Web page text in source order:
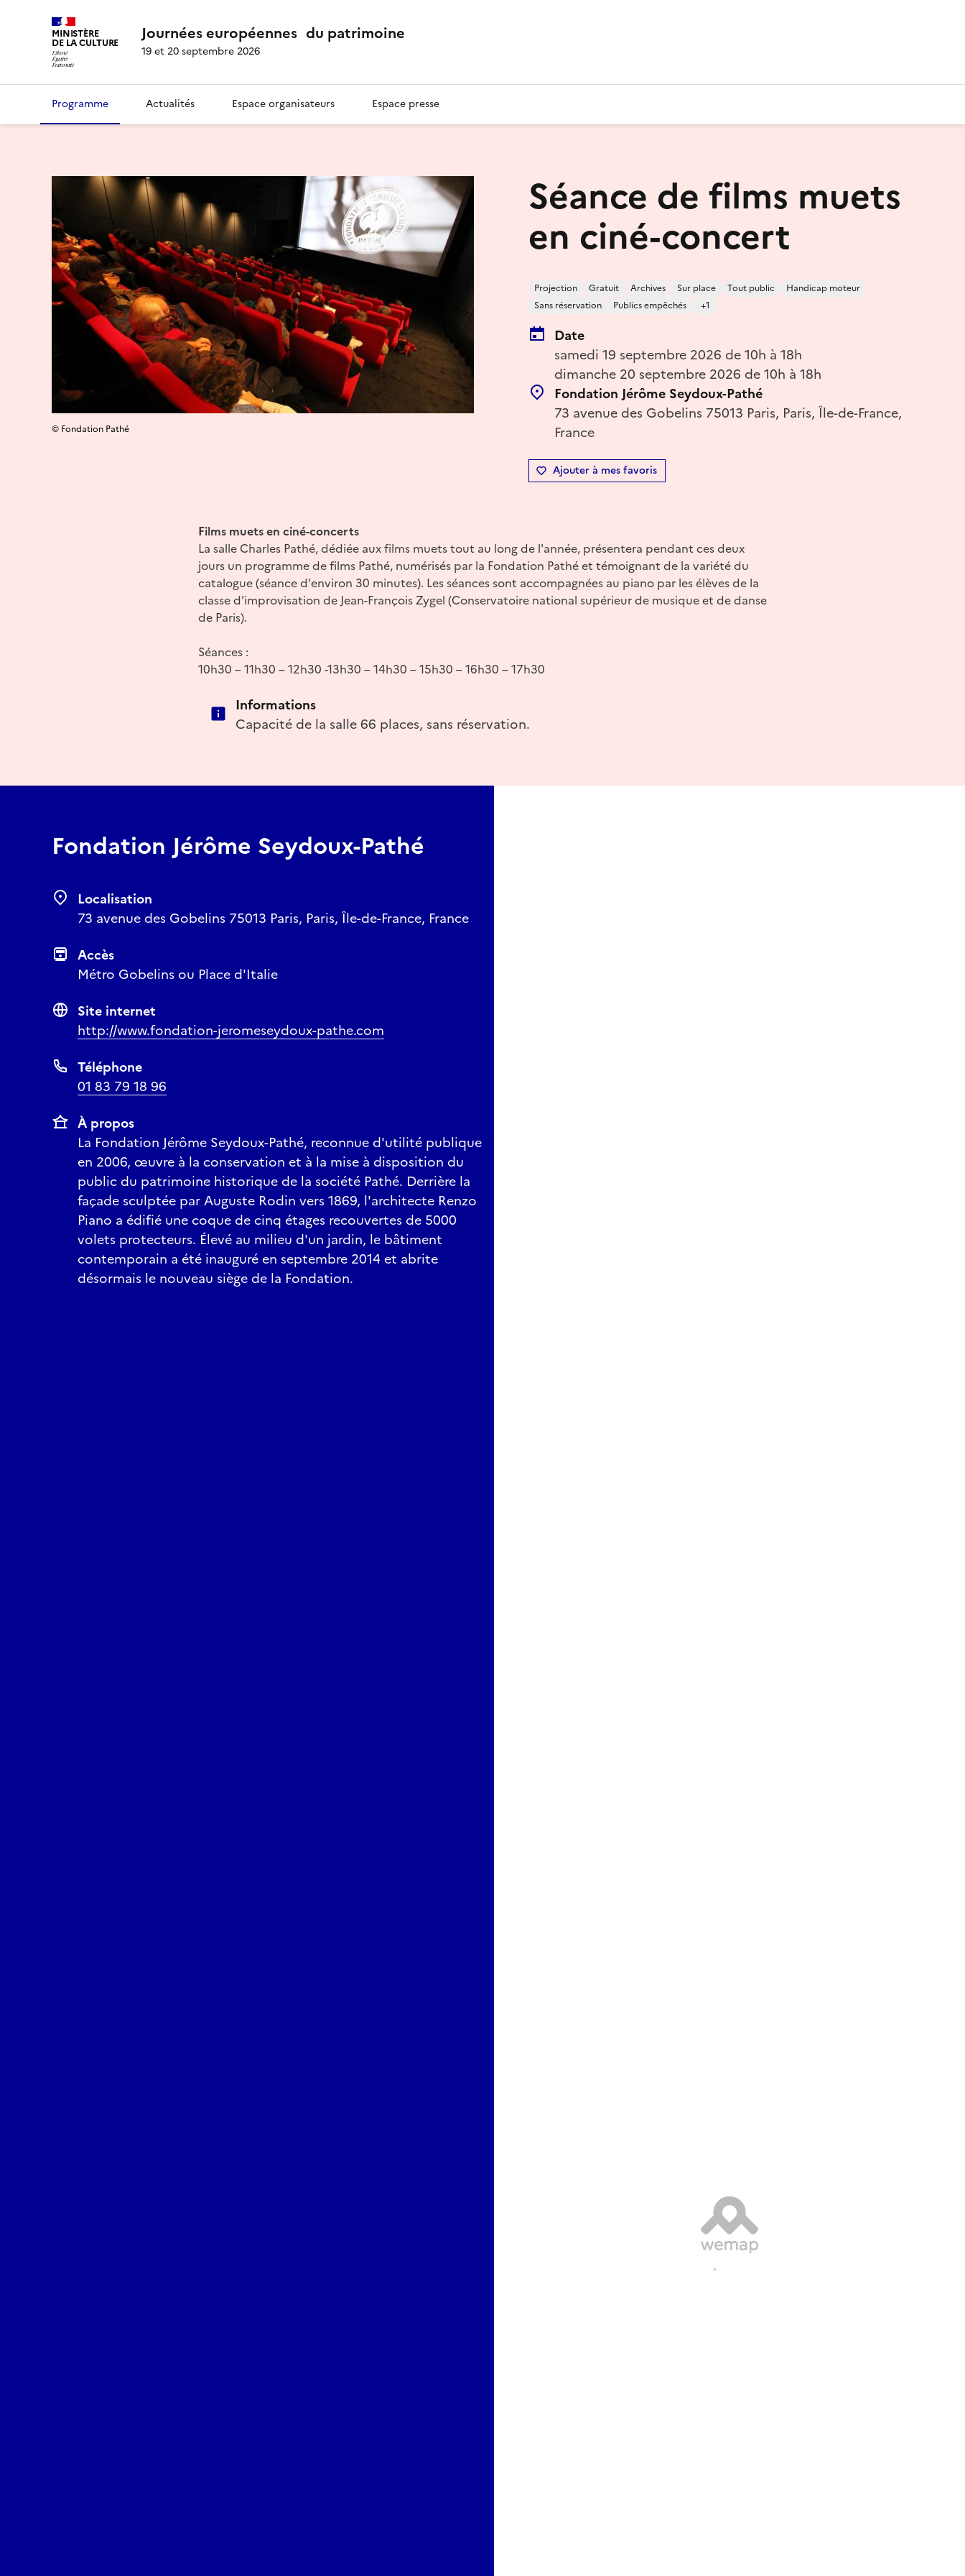
MINISTÈRE
DE LA CULTURE Journées européennes du patrimoine
19 et 20 septembre 2026
Programme Actualités Espace organisateurs Espace presse
Séance de films muets
en ciné-concert
Projection Gratuit Archives Sur place Tout public
Handicap moteur
Sans réservation
Publics empêchés +1
Date
samedi 19 septembre 2026 de 10h à 18h
dimanche 20 septembre 2026 de 10h à 18h
Fondation Jérôme Seydoux-Pathé
73 avenue des Gobelins 75013 Paris, Paris, Île-de-France,
France
Ajouter à mes favoris
© Fondation Pathé
Films muets en ciné-concerts
La salle Charles Pathé, dédiée aux films muets tout au long de l'année, présentera pendant ces deux
jours un programme de films Pathé, numérisés par la Fondation Pathé et témoignant de la variété du
catalogue (séance d'environ 30 minutes). Les séances sont accompagnées au piano par les élèves de la
classe d'improvisation de Jean-François Zygel (Conservatoire national supérieur de musique et de danse
de Paris).
Séances :
10h30 – 11h30 – 12h30 -13h30 – 14h30 – 15h30 – 16h30 – 17h30
Informations
Capacité de la salle 66 places, sans réservation.
Fondation Jérôme Seydoux-Pathé
Localisation
73 avenue des Gobelins 75013 Paris, Paris, Île-de-France, France
Accès
Métro Gobelins ou Place d'Italie
Site internet
http://www.fondation-jeromeseydoux-pathe.com
Téléphone
01 83 79 18 96
À propos
La Fondation Jérôme Seydoux-Pathé, reconnue d'utilité publique
en 2006, œuvre à la conservation et à la mise à disposition du
public du patrimoine historique de la société Pathé. Derrière la
façade sculptée par Auguste Rodin vers 1869, l'architecte Renzo
Piano a édifié une coque de cinq étages recouvertes de 5000
volets protecteurs. Élevé au milieu d'un jardin, le bâtiment
contemporain a été inauguré en septembre 2014 et abrite
désormais le nouveau siège de la Fondation.